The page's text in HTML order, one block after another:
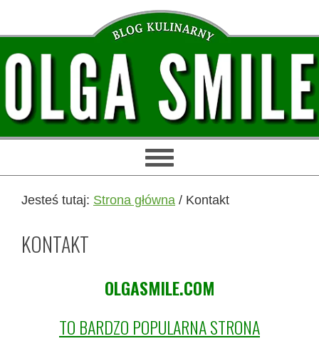
głównej
nawigacji
treści
głównego
paska
stopki
Jesteś tutaj: Strona główna / Kontakt
KONTAKT
OLGASMILE.COM
TO BARDZO POPULARNA STRONA